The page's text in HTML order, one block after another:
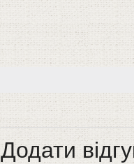
Додати